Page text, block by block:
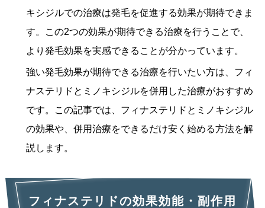
キシジルでの治療は発毛を促進する効果が期待できま
す。この2つの効果が期待できる治療を行うことで、
より発毛効果を実感できることが分かっています。
強い発毛効果が期待できる治療を行いたい方は、フィ
ナステリドとミノキシジルを併用した治療がおすすめ
です。この記事では、フィナステリドとミノキシジル
の効果や、併用治療をできるだけ安く始める方法を解
説します。
フィナステリドの効果効能・副作用